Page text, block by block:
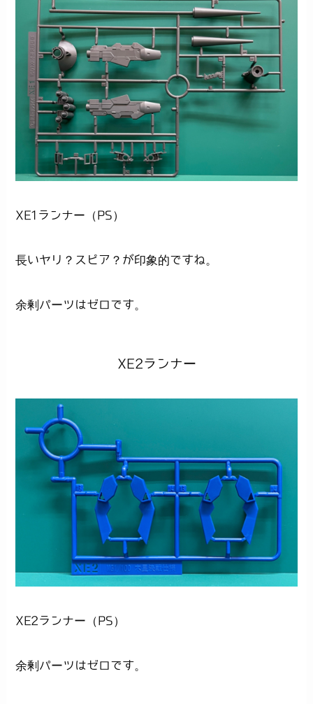
XE1ランナー（PS）
長いヤリ？スピア？が印象的ですね。
余剰パーツはゼロです。
XE2ランナー
XE2ランナー（PS）
余剰パーツはゼロです。